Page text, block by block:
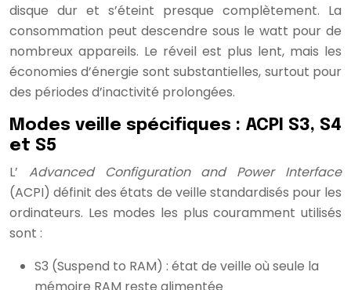
disque dur et s’éteint presque complètement. La
consommation peut descendre sous le watt pour de
nombreux appareils. Le réveil est plus lent, mais les
économies d’énergie sont substantielles, surtout pour
des périodes d’inactivité prolongées.
Modes veille spécifiques : ACPI S3, S4
et S5
L’ Advanced Configuration and Power Interface
(ACPI) définit des états de veille standardisés pour les
ordinateurs. Les modes les plus couramment utilisés
sont :
S3 (Suspend to RAM) : état de veille où seule la
mémoire RAM reste alimentée